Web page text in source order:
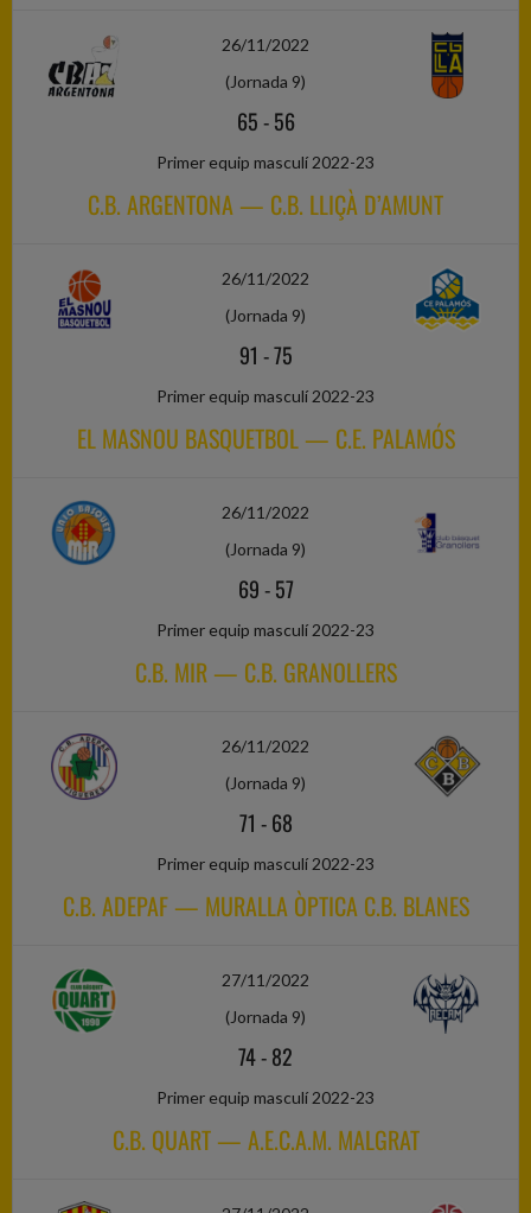
26/11/2022
(Jornada 9)
65-56
Primer equip masculí 2022-23
C.B. ARGENTONA — C.B. LLIÇÀ D’AMUNT
26/11/2022
(Jornada 9)
91 -75
Primer equip masculí 2022-23
EL MASNOU BASQUETBOL — C.E. PALAMÓS
26/11/2022
(Jornada 9)
69-57
Primer equip masculí 2022-23
C.B. MIR — C.B. GRANOLLERS
26/11/2022
(Jornada 9)
71 -68
Primer equip masculí 2022-23
C.B. ADEPAF — MURALLA ÒPTICA C.B. BLANES
27/11/2022
(Jornada 9)
74-82
Primer equip masculí 2022-23
C.B. QUART — A.E.C.A.M. MALGRAT